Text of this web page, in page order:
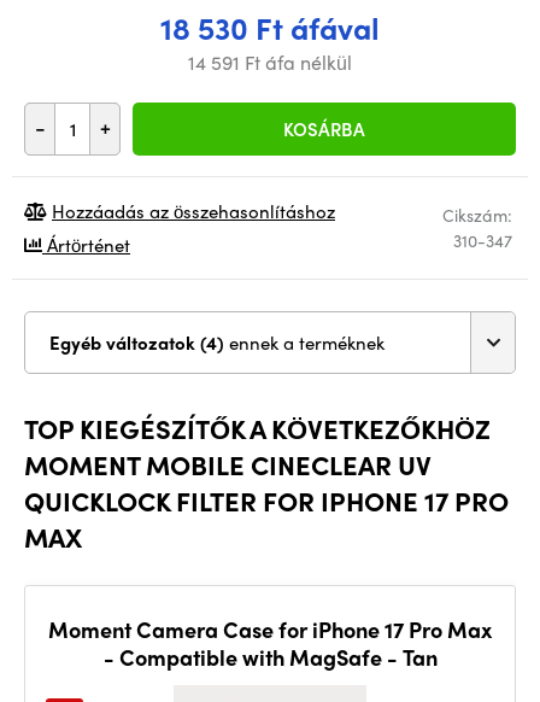
18 530 Ft áfával
14 591 Ft áfa nélkül
- + KOSÁRBA
Cikszám:
310-347
Hozzáadás az összehasonlításhoz
Ártörténet
Egyéb változatok (4) ennek a terméknek
TOP KIEGÉSZÍTŐK A KÖVETKEZŐKHÖZ
MOMENT MOBILE CINECLEAR UV
QUICKLOCK FILTER FOR IPHONE 17 PRO
MAX
Moment Camera Case for iPhone 17 Pro Max
- Compatible with MagSafe - Tan